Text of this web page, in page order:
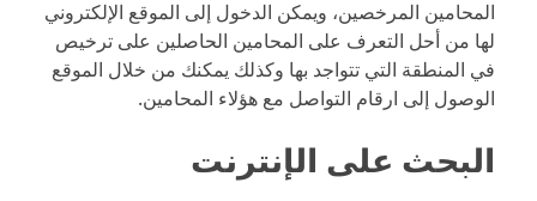
المحامين المرخصين، ويمكن الدخول إلى الموقع الإلكتروني
لها من أحل التعرف على المحامين الحاصلين على ترخيص
في المنطقة التي تتواجد بها وكذلك يمكنك من خلال الموقع
الوصول إلى ارقام التواصل مع هؤلاء المحامين.
البحث على الإنترنت